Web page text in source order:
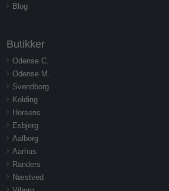
Blog
Butikker
Odense C.
Odense M.
Svendborg
Kolding
Horsens
Esbjerg
Aalborg
Aarhus
Randers
Næstved